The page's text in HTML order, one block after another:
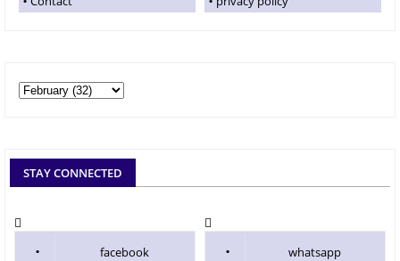
STAY CONNECTED
facebook whatsapp